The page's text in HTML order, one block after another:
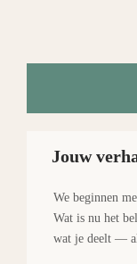
Jouw
We beginnen
Wat is nu het
wat je deelt —